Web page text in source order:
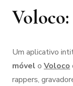
Um aplicativo
móvel o Voloco
rappers,